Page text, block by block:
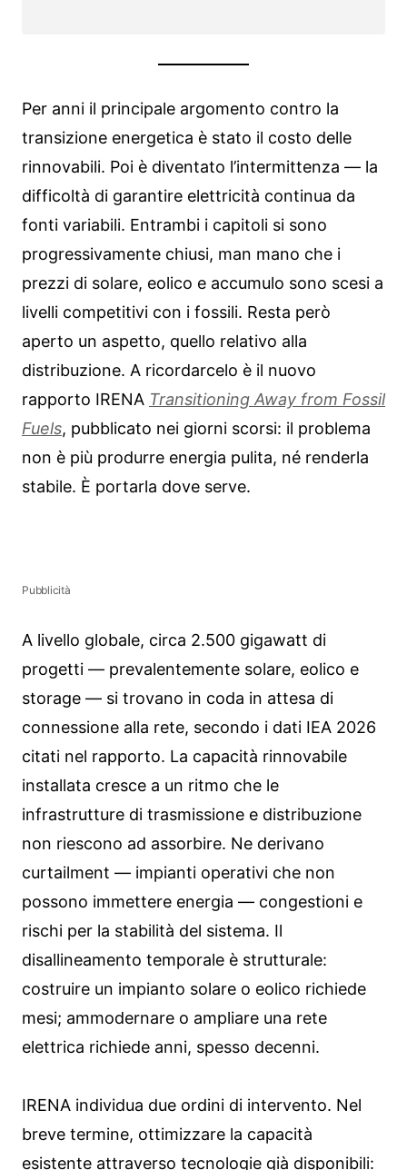
Per anni il principale argomento contro la
transizione energetica è stato il costo delle
rinnovabili. Poi è diventato l’intermittenza — la
difficoltà di garantire elettricità continua da
fonti variabili. Entrambi i capitoli si sono
progressivamente chiusi, man mano che i
prezzi di solare, eolico e accumulo sono scesi a
livelli competitivi con i fossili. Resta però
aperto un aspetto, quello relativo alla
distribuzione. A ricordarcelo è il nuovo
rapporto IRENA Transitioning Away from Fossil
Fuels, pubblicato nei giorni scorsi: il problema
non è più produrre energia pulita, né renderla
stabile. È portarla dove serve.
Pubblicità
A livello globale, circa 2.500 gigawatt di
progetti — prevalentemente solare, eolico e
storage — si trovano in coda in attesa di
connessione alla rete, secondo i dati IEA 2026
citati nel rapporto. La capacità rinnovabile
installata cresce a un ritmo che le
infrastrutture di trasmissione e distribuzione
non riescono ad assorbire. Ne derivano
curtailment — impianti operativi che non
possono immettere energia — congestioni e
rischi per la stabilità del sistema. Il
disallineamento temporale è strutturale:
costruire un impianto solare o eolico richiede
mesi; ammodernare o ampliare una rete
elettrica richiede anni, spesso decenni.
IRENA individua due ordini di intervento. Nel
breve termine, ottimizzare la capacità
esistente attraverso tecnologie già disponibili: